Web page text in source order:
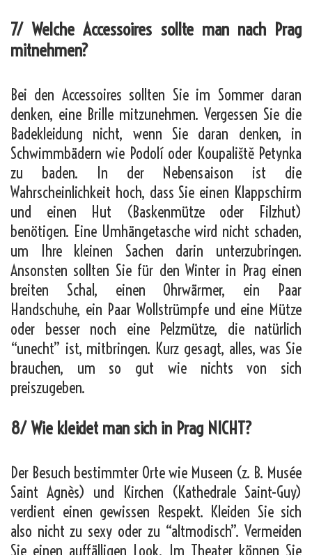
7/ Welche Accessoires sollte man nach Prag
mitnehmen?
Bei den Accessoires sollten Sie im Sommer daran
denken, eine Brille mitzunehmen. Vergessen Sie die
Badekleidung nicht, wenn Sie daran denken, in
Schwimmbädern wie Podolí oder Koupaliště Petynka
zu baden. In der Nebensaison ist die
Wahrscheinlichkeit hoch, dass Sie einen Klappschirm
und einen Hut (Baskenmütze oder Filzhut)
benötigen. Eine Umhängetasche wird nicht schaden,
um Ihre kleinen Sachen darin unterzubringen.
Ansonsten sollten Sie für den Winter in Prag einen
breiten Schal, einen Ohrwärmer, ein Paar
Handschuhe, ein Paar Wollstrümpfe und eine Mütze
oder besser noch eine Pelzmütze, die natürlich
“unecht” ist, mitbringen. Kurz gesagt, alles, was Sie
brauchen, um so gut wie nichts von sich
preiszugeben.
8/ Wie kleidet man sich in Prag NICHT?
Der Besuch bestimmter Orte wie Museen (z. B. Musée
Saint Agnès) und Kirchen (Kathedrale Saint-Guy)
verdient einen gewissen Respekt. Kleiden Sie sich
also nicht zu sexy oder zu “altmodisch”. Vermeiden
Sie einen auffälligen Look. Im Theater können Sie